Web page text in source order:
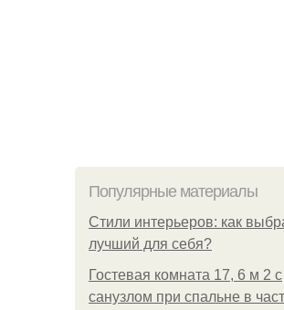
Популярные материалы
Стили интерьеров: как
лучший для себя?
Гостевая комната 17, 6 м 2 с
санузлом при спальне в